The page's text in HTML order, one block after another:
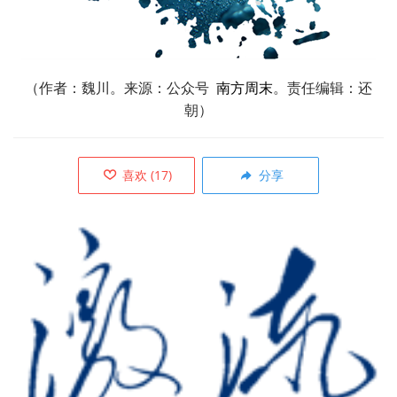
（作者： 魏川 。 来源：公众号 南方周末。责任编辑：还
朝）
喜欢 (17) 分享